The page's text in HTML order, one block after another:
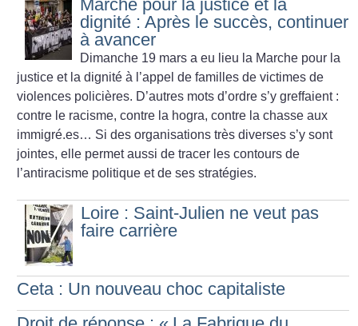
Marche pour la justice et la
dignité : Après le succès, continuer
à avancer
Dimanche 19 mars a eu lieu la Marche pour la
justice et la dignité à l’appel de familles de victimes de
violences policières. D’autres mots d’ordre s’y greffaient :
contre le racisme, contre la hogra, contre la chasse aux
immigré.es… Si des organisations très diverses s’y sont
jointes, elle permet aussi de tracer les contours de
l’antiracisme politique et de ses stratégies.
Loire : Saint-Julien ne veut pas
faire carrière
Ceta : Un nouveau choc capitaliste